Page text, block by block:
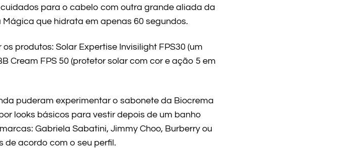
para o cabelo com outra grande aliada da
que hidrata em apenas 60 segundos.
produtos: Solar Expertise Invisilight FPS30 (um
Cream FPS 50 (protetor solar com cor e ação 5 em
puderam experimentar o sabonete da Biocrema
looks básicos para vestir depois de um banho
Gabriela Sabatini, Jimmy Choo, Burberry ou
de acordo com o seu perfil.